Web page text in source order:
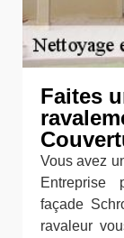
Faites
Vous avez
Entreprise
façade
ravaleur